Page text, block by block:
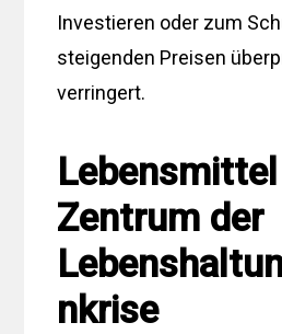
Investieren oder zum
steigenden Preisen
verringert.
Zentrum der
nkrise